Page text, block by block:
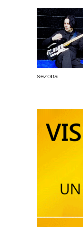
sezona...